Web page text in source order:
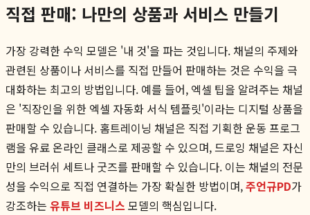
직접 판매: 나만의 상품과 서비스 만들기
가장 강력한 수익 모델은 '내 것'을 파는 것입니다. 채널의 주제와
관련된 상품이나 서비스를 직접 만들어 판매하는 것은 수익을 극
대화하는 최고의 방법입니다. 예를 들어, 엑셀 팁을 알려주는 채널
은 '직장인을 위한 엑셀 자동화 서식 템플릿'이라는 디지털 상품을
판매할 수 있습니다. 홈트레이닝 채널은 직접 기획한 운동 프로그
램을 유료 온라인 클래스로 제공할 수 있으며, 드로잉 채널은 자신
만의 브러쉬 세트나 굿즈를 판매할 수 있습니다. 이는 채널의 전문
성을 수익으로 직접 연결하는 가장 확실한 방법이며,주언규PD가
강조하는 유튜브 비즈니스 모델의 핵심입니다.